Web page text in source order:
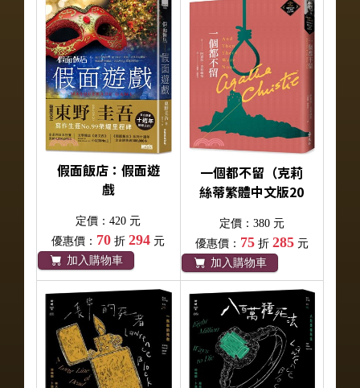
假面飯店：假面遊
戲
定價：420 元
優惠價： 70 折294 元
加入購物車
一個都不留（克莉
絲蒂繁體中文版20
定價：380 元
優惠價： 75折 285元
加入購物車